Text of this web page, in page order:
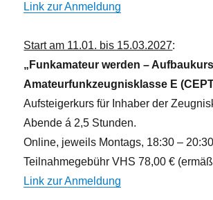
Link zur Anmeldung
Start am 11.01. bis 15.03.2027:
„Funkamateur werden –
Amateurfunkzeugnisklasse E
Aufsteigerkurs für Inhaber der
Abende á 2,5 Stunden.
Online, jeweils Montags, 18:30 –
Teilnahmegebühr VHS 78,00 €
Link zur Anmeldung